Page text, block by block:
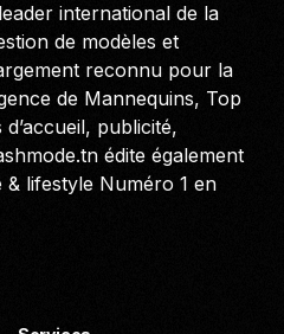
international de la
de modèles et
reconnu pour la
de Mannequins, Top
publicité,
édite également
& lifestyle Numéro 1 en